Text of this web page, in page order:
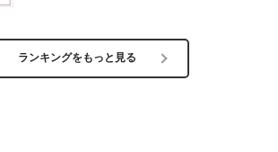
ランキングをもっと見る